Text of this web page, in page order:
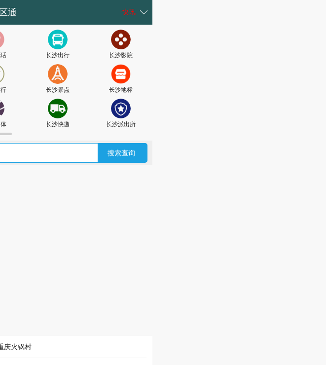
通 快讯
长沙出行 长沙影院
长沙景点 长沙地标
长沙快递 长沙派出所
庆火锅村